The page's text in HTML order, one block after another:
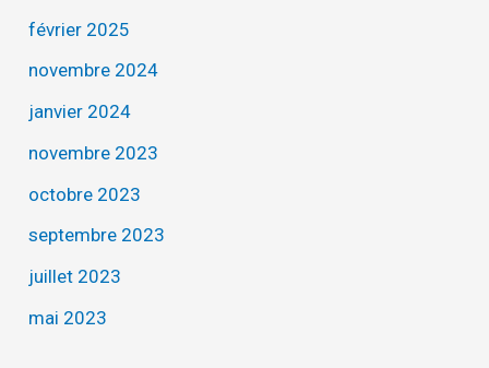
février 2025
novembre 2024
janvier 2024
novembre 2023
octobre 2023
septembre 2023
juillet 2023
mai 2023